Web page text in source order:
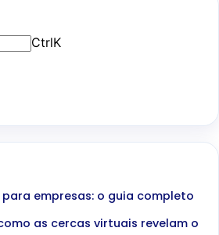
CtrlK
empresas: o guia completo
as cercas virtuais revelam o